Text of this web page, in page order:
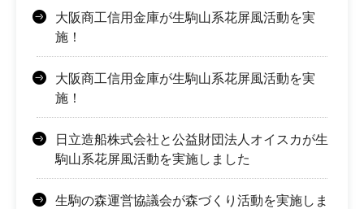
大阪商工信用金庫が生駒山系花屏風活動を実
施！
大阪商工信用金庫が生駒山系花屏風活動を実
施！
日立造船株式会社と公益財団法人オイスカが生
駒山系花屏風活動を実施しました
生駒の森運営協議会が森づくり活動を実施しま